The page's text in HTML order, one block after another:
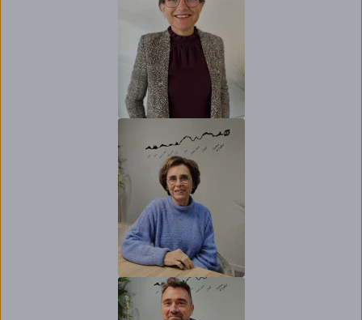
Administrateur
Banque Populaire
Bourgogne Franche-
Comté, Dirigeant
d’entreprise
Secrétaire, Chargée
de communication,
Banque Populaire
Bourgogne Franche-
Comté
Martine GIRARD,
cliente et sociétaire